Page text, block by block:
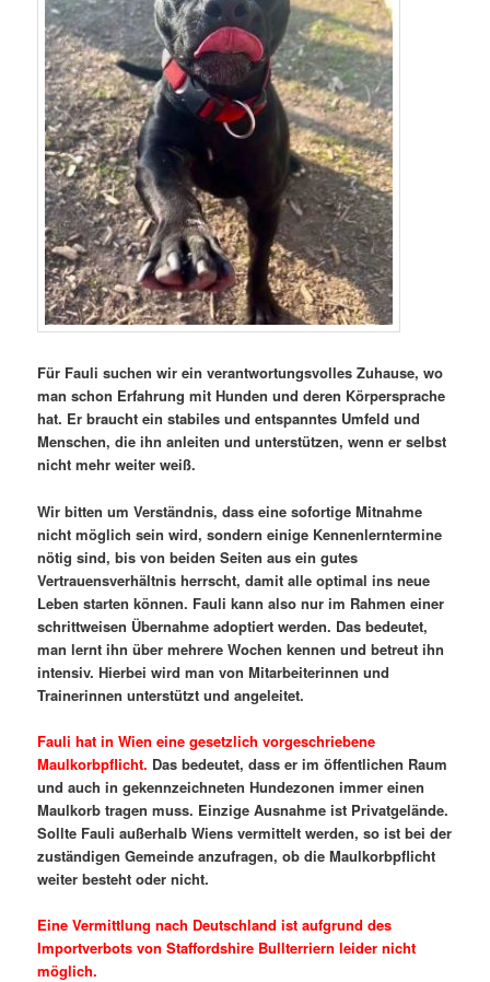
Für Fauli suchen wir ein verantwortungsvolles Zuhause, wo
man schon Erfahrung mit Hunden und deren Körpersprache
hat. Er braucht ein stabiles und entspanntes Umfeld und
Menschen, die ihn anleiten und unterstützen, wenn er selbst
nicht mehr weiter weiß.
Wir bitten um Verständnis, dass eine sofortige Mitnahme
nicht möglich sein wird, sondern einige Kennenlerntermine
nötig sind, bis von beiden Seiten aus ein gutes
Vertrauensverhältnis herrscht, damit alle optimal ins neue
Leben starten können. Fauli kann also nur im Rahmen einer
schrittweisen Übernahme adoptiert werden. Das bedeutet,
man lernt ihn über mehrere Wochen kennen und betreut ihn
intensiv. Hierbei wird man von Mitarbeiterinnen und
Trainerinnen unterstützt und angeleitet.
Fauli hat in Wien eine gesetzlich vorgeschriebene
Maulkorbpflicht. Das bedeutet, dass er im öffentlichen Raum
und auch in gekennzeichneten Hundezonen immer einen
Maulkorb tragen muss. Einzige Ausnahme ist Privatgelände.
Sollte Fauli außerhalb Wiens vermittelt werden, so ist bei der
zuständigen Gemeinde anzufragen, ob die Maulkorbpflicht
weiter besteht oder nicht.
Eine Vermittlung nach Deutschland ist aufgrund des
Importverbots von Staffordshire Bullterriern leider nicht
möglich.